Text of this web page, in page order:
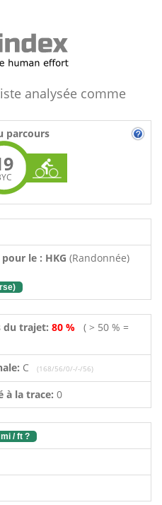
analysée comme
parcours
le : HKG (Randonnée)
du trajet: 80 % ( > 50 % =
C (168/56/0/-/-/56)
à la trace: 0
mi / ft ?